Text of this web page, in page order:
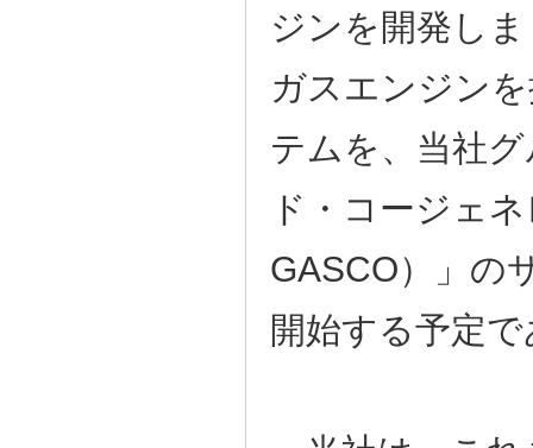
ジンを開発し
ガスエンジン
テムを、当社
ド・コージェ
GASCO）」の
開始する予定